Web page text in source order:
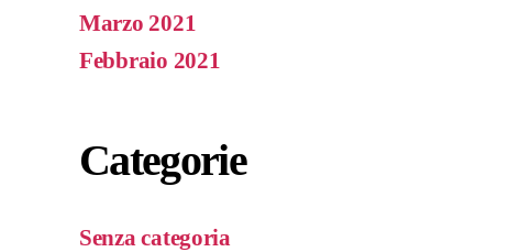
Marzo 2021
Febbraio 2021
Categorie
Senza categoria